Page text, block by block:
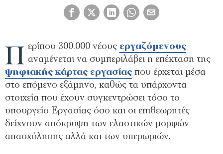
Π ερίπου 300.000 νέους εργαζόμενους
αναμένεται να συμπεριλάβει η επέκταση της
ψηφιακής κάρτας εργασίας που έρχεται μέσα
στο επόμενο εξάμηνο, καθώς τα υπάρχοντα
στοιχεία που έχουν συγκεντρώσει τόσο το
υπουργείο Εργασίας όσο και οι επιθεωρητές
δείχνουν απόκρυψη των ελαστικών μορφών
απασχόλησης αλλά και των υπερωριών.